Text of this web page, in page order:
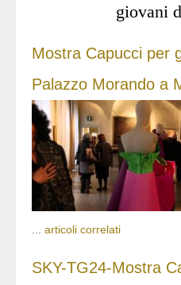
giovani
Mostra Capucci per
Palazzo Morando a
... articoli correlati
SKY-TG24-Mostra